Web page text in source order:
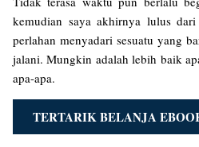
kemudian saya akhirnya lulus
perlahan menyadari sesuatu yang
jalani. Mungkin adalah lebih baik
apa-apa.
TERTARIK BELANJA